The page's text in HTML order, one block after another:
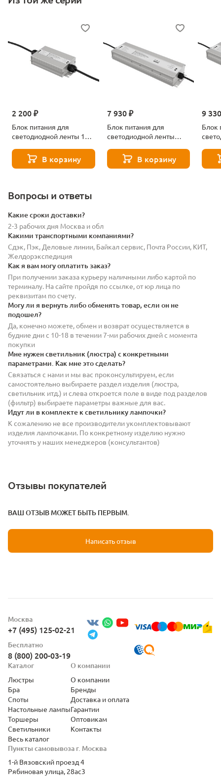
2 200 ₽
Блок питания для
светодиодной ленты 12В
Источники напряжения
12В 812001В корзину
7 930 ₽
Блок питания для
светодиодной ленты
Источники напряжения
12В 812006В корзину
9
Блок
12В
Вопросы и ответы
Какие сроки доставки?
2-3 рабочих дня Москва и обл
Какими транспортными компаниями?
Сдэк, Пэк, Деловые линии, Байкал сервис, Почта России, КИТ,
Желдорэкспедиция
Как я вам могу оплатить заказ?
При получении заказа курьеру наличными либо картой по
терминалу. На сайте пройдя по ссылке, от юр лица по
реквизитам по счету.
Могу ли я вернуть либо обменять товар, если он не
подошел?
Да, конечно можете, обмен и возврат осуществляется в
будние дни с 10-18 в течении 7-ми рабочих дней с момента
покупки
Мне нужен светильник (люстра) с конкретными
параметрами. Как мне это сделать?
Связаться с нами и мы вас проконсультируем, если
самостоятельно выбираете раздел изделия (люстра,
светильник итд.) и слева откроется поле в виде под разделов
(фильтр) выбираете параметры важные для вас.
Идут ли в комплекте к светильнику лампочки?
К сожалению не все производители укомплектовывают
изделия лампочками. По конкретному изделию нужно
уточнять у наших менеджеров (консультантов)
Отзывы покупателей
ВАШ ОТЗЫВ МОЖЕТ БЫТЬ ПЕРВЫМ.
Написать отзыв
Москва
+7 (495) 125-02-21
Бесплатно
8 (800) 200-03-19
Пункты самовывоза г. Москва
1-й Вязовский проезд 4
Рябиновая улица, 28ас3
Каталог
Люстры
Бра
Споты
Настольные лампы
Торшеры
Светильники
Весь каталог
О компании
О компании
Бренды
Доставка и оплата
Гарантии
Оптовикам
Контакты